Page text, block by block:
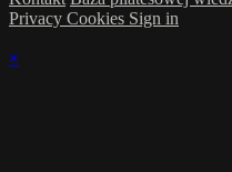
Privacy Cookies Sign in
×